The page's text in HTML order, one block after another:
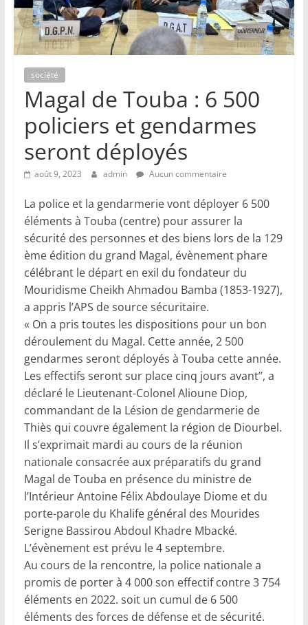
société
Magal de Touba : 6 500
policiers et gendarmes
seront déployés
août 9, 2023 admin Aucun commentaire
La police et la gendarmerie vont déployer 6 500
éléments à Touba (centre) pour assurer la
sécurité des personnes et des biens lors de la 129
ème édition du grand Magal, évènement phare
célébrant le départ en exil du fondateur du
Mouridisme Cheikh Ahmadou Bamba (1853-1927),
a appris l’APS de source sécuritaire.
« On a pris toutes les dispositions pour un bon
déroulement du Magal. Cette année, 2 500
gendarmes seront déployés à Touba cette année.
Les effectifs seront sur place cinq jours avant’’, a
déclaré le Lieutenant-Colonel Alioune Diop,
commandant de la Lésion de gendarmerie de
Thiès qui couvre également la région de Diourbel.
Il s’exprimait mardi au cours de la réunion
nationale consacrée aux préparatifs du grand
Magal de Touba en présence du ministre de
l’Intérieur Antoine Félix Abdoulaye Diome et du
porte-parole du Khalife général des Mourides
Serigne Bassirou Abdoul Khadre Mbacké.
L’évènement est prévu le 4 septembre.
Au cours de la rencontre, la police nationale a
promis de porter à 4 000 son effectif contre 3 754
éléments en 2022. soit un cumul de 6 500
éléments des forces de défense et de sécurité.